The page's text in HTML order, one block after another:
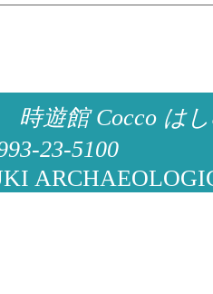
時遊館 Cocco は
23-5100